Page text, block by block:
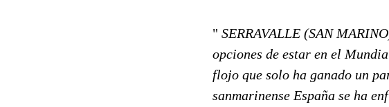
" SERRAVALLE (SAN
opciones de estar en el
flojo que solo ha ganado un
sanmarinense España se ha